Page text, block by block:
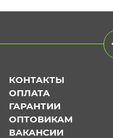
КОНТАКТЫ
ОПЛАТА
ГАРАНТИИ
ОПТОВИКАМ
ВАКАНСИИ